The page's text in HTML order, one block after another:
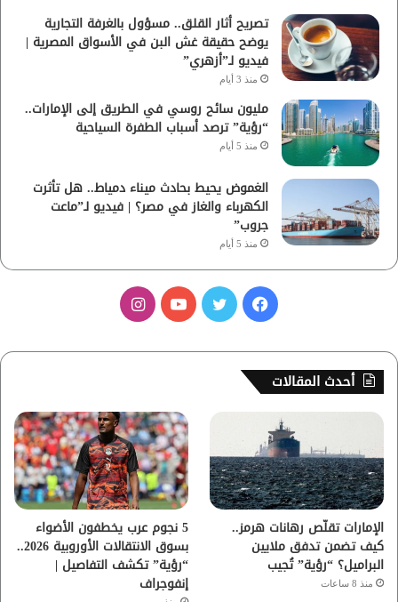
تصريح أثار القلق.. مسؤول بالغرفة التجارية
يوضح حقيقة غش البن في الأسواق المصرية |
فيديو لـ”أزهري”
منذ 3 أيام
مليون سائح روسي في الطريق إلى الإمارات..
“رؤية” ترصد أسباب الطفرة السياحية
منذ 5 أيام
الغموض يحيط بحادث ميناء دمياط.. هل تأثرت
الكهرباء والغاز في مصر؟ | فيديو لـ”ماعت
جروب”
منذ 5 أيام
س
ب
ك
ي
و
ب
ت
ق
ر
م
أحدث المقالات
الإمارات تقلّص رهانات هرمز..
كيف تضمن تدفق ملايين
البراميل؟ “رؤية” تُجيب
منذ 8 ساعات
5 نجوم عرب يخطفون الأضواء
بسوق الانتقالات الأوروبية 2026..
“رؤية” تكشف التفاصيل |
إنفوجراف